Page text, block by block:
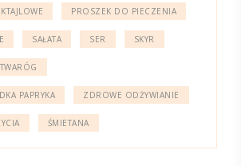
PROSZEK DO PIECZENIA
SAŁATA SER SKYR
TWARÓG
PAPRYKA ZDROWE ODŻYWIANIE
ŚMIETANA